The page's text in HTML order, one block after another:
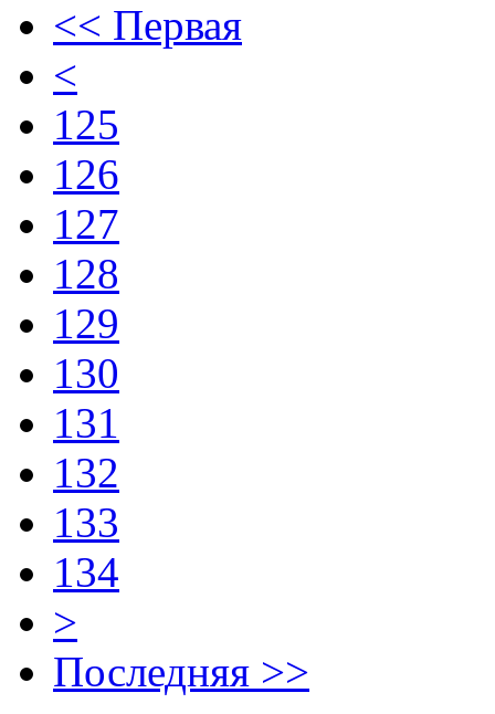
<< Первая
<
125
126
127
128
129
130
131
132
133
134
>
Последняя >>